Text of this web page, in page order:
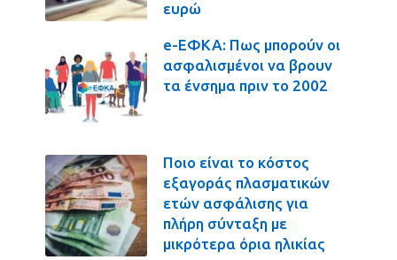
ευρώ
e-ΕΦΚΑ: Πως μπορούν οι
ασφαλισμένοι να βρουν
τα ένσημα πριν το 2002
Ποιο είναι το κόστος
εξαγοράς πλασματικών
ετών ασφάλισης για
πλήρη σύνταξη με
μικρότερα όρια ηλικίας